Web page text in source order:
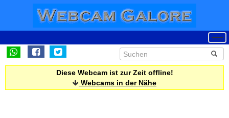
Diese Webcam ist zur Zeit offline!
Webcams in der Nähe